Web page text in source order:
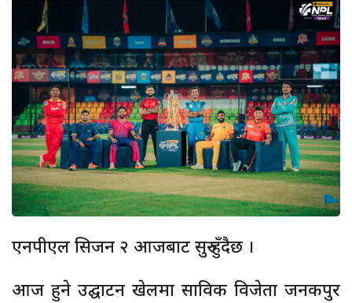
एनपीएल सिजन २ आजबाट सुरु हुँदैछ ।
आज हुने उद्घाटन खेलमा साविक विजेता जनकपुर